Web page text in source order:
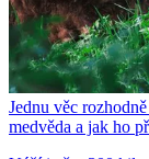
Jednu věc
medvěda a jak ho